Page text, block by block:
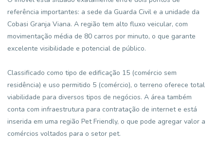
referência importantes: a sede da Guarda Civil e a unidade da
Cobasi Granja Viana. A região tem alto fluxo veicular, com
movimentação média de 80 carros por minuto, o que garante
excelente visibilidade e potencial de público.
Classificado como tipo de edificação 15 (comércio sem
residência) e uso permitido 5 (comércio), o terreno oferece total
viabilidade para diversos tipos de negócios. A área também
conta com infraestrutura para contratação de internet e está
inserida em uma região Pet Friendly, o que pode agregar valor a
comércios voltados para o setor pet.